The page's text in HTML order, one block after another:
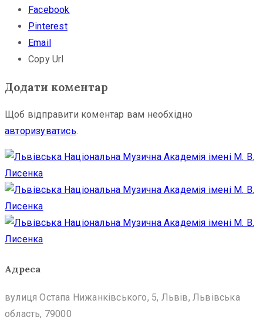
Facebook
Pinterest
Email
Copy Url
Додати коментар
Щоб відправити коментар вам необхідно
авторизуватись.
Адреса
вулиця Остапа Нижанківського, 5, Львів, Львівська
область, 79000